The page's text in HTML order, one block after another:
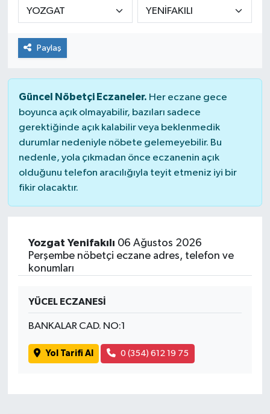
Paylaş
Güncel Nöbetçi Eczaneler. Her eczane gece
boyunca açık olmayabilir, bazıları sadece
gerektiğinde açık kalabilir veya beklenmedik
durumlar nedeniyle nöbete gelemeyebilir. Bu
nedenle, yola çıkmadan önce eczanenin açık
olduğunu telefon aracılığıyla teyit etmeniz iyi bir
fikir olacaktır.
Yozgat Yenifakılı 06 Ağustos 2026
Perşembe nöbetçi eczane adres, telefon ve
konumları
YÜCEL ECZANESİ
BANKALAR CAD. NO:1
Yol Tarifi Al 0 (354) 612 19 75
KÜLTÜR&SANAT
ONİKİŞUBAT
SİVİL TOPLUM
SİYASET
SOSYAL YAŞAM
SPOR
ULUSAL HABERLER